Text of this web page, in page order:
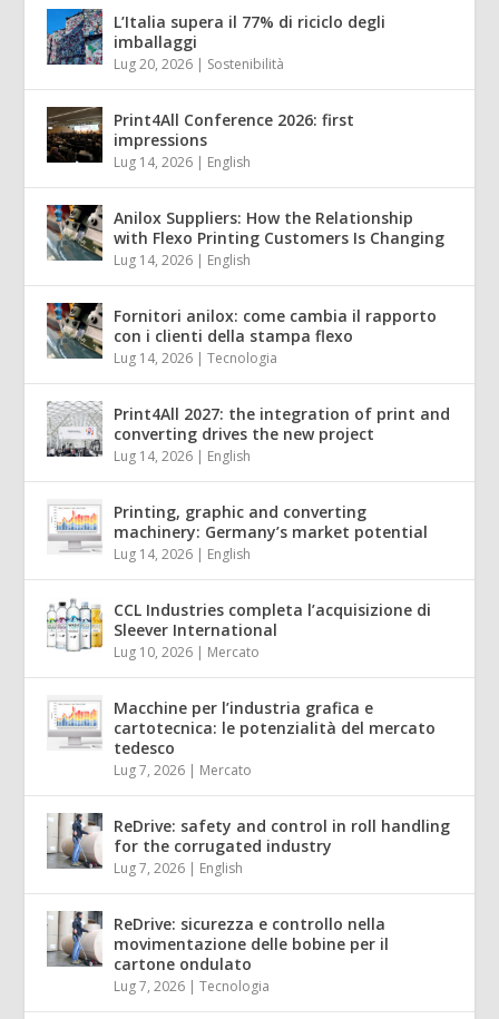
L’Italia supera il 77% di riciclo degli
imballaggi
Lug 20, 2026 | Sostenibilità
Print4All Conference 2026: first
impressions
Lug 14, 2026 | English
Anilox Suppliers: How the Relationship
with Flexo Printing Customers Is Changing
Lug 14, 2026 | English
Fornitori anilox: come cambia il rapporto
con i clienti della stampa flexo
Lug 14, 2026 |Tecnologia
Print4All 2027: the integration of print and
converting drives the new project
Lug 14, 2026 | English
Printing, graphic and converting
machinery: Germany’s market potential
Lug 14, 2026 | English
CCL Industries completa l’acquisizione di
Sleever International
Lug 10, 2026 | Mercato
Macchine per l’industria grafica e
cartotecnica: le potenzialità del mercato
tedesco
Lug 7, 2026 | Mercato
ReDrive: safety and control in roll handling
for the corrugated industry
Lug 7, 2026 | English
ReDrive: sicurezza e controllo nella
movimentazione delle bobine per il
cartone ondulato
Lug 7, 2026 |Tecnologia